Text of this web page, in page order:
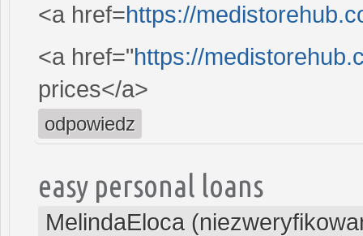
<a href=https://
<a href="https://
prices</a>
odpowiedz
easy personal loans
MelindaEloca